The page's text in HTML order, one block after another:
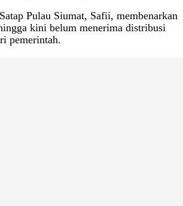
Pulau Siumat, Safii, membenarkan
kini belum menerima distribusi
pemerintah.